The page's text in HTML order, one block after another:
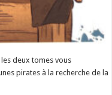
deux tomes vous
pirates à la recherche de la